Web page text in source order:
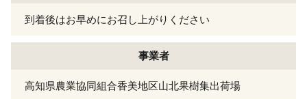
到着後はお早めにお召し上がりください
事業者
高知県農業協同組合香美地区山北果樹集出荷場